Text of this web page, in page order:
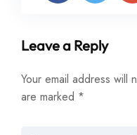
Leave a Reply
Your email address will
are marked *